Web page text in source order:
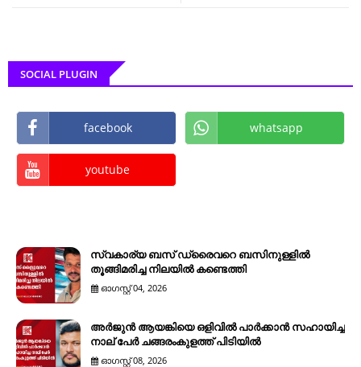
SOCIAL PLUGIN
facebook whatsapp
youtube
സ്വകാര്യ ബസ് ഡ്രൈവറെ ബസിനുള്ളിൽ
തൂങ്ങിമരിച്ച നിലയിൽ കണ്ടെത്തി
ഓഗസ്റ്റ് 04, 2026
അർജുൻ ആയങ്കിയെ ഒളിവിൽ പാർക്കാൻ സഹായിച്ച
നാല് പേര്‍ ചങ്ങരംകുളത്ത് പിടിയില്‍
ഓഗസ്റ്റ് 08, 2026